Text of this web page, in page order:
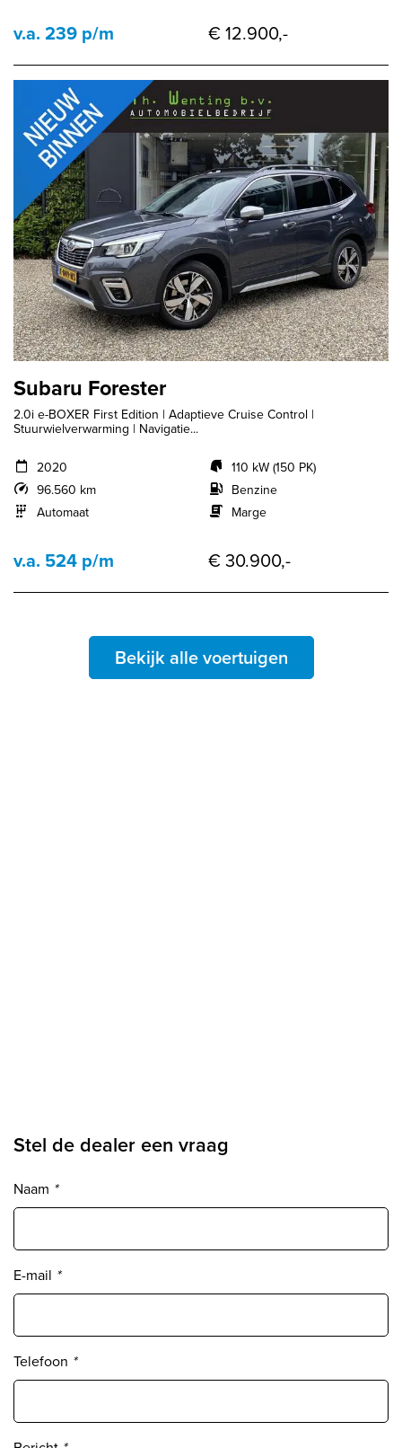
v.a. 239 p/m € 12.900,-
Subaru Forester
2.0i e-BOXER First Edition | Adaptieve Cruise Control |
Stuurwielverwarming | Navigatie...
2020
96.560 km
Automaat
110 kW (150 PK)
Benzine
Marge
v.a. 524 p/m € 30.900,-
Bekijk alle voertuigen
Stel de dealer een vraag
Naam *
E-mail *
Telefoon *